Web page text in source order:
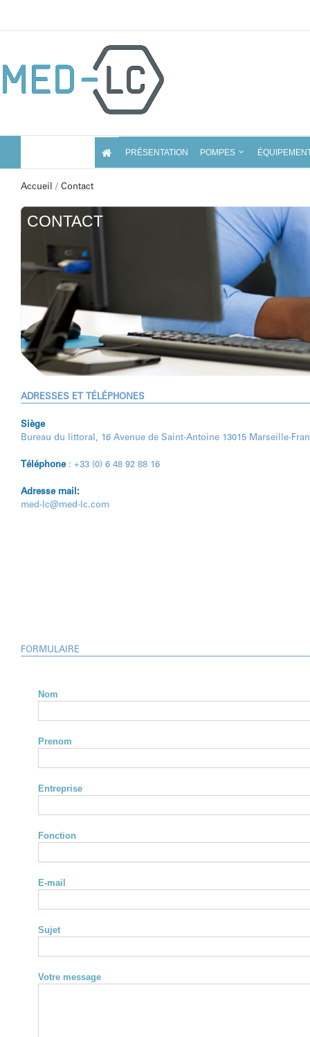
content
PRÉSENTATION POMPES
Accueil / Contact
CONTACT
ADRESSES ET TÉLÉPHONES
Siège
Bureau du littoral, 16 Avenue de Saint-Antoine 13015 Marseille-
Téléphone : +33 (0) 6 48 92 88 16
Adresse mail:
med-lc@med-lc.com
FORMULAIRE
Nom
Prenom
Entreprise
Fonction
E-mail
Sujet
Votre message